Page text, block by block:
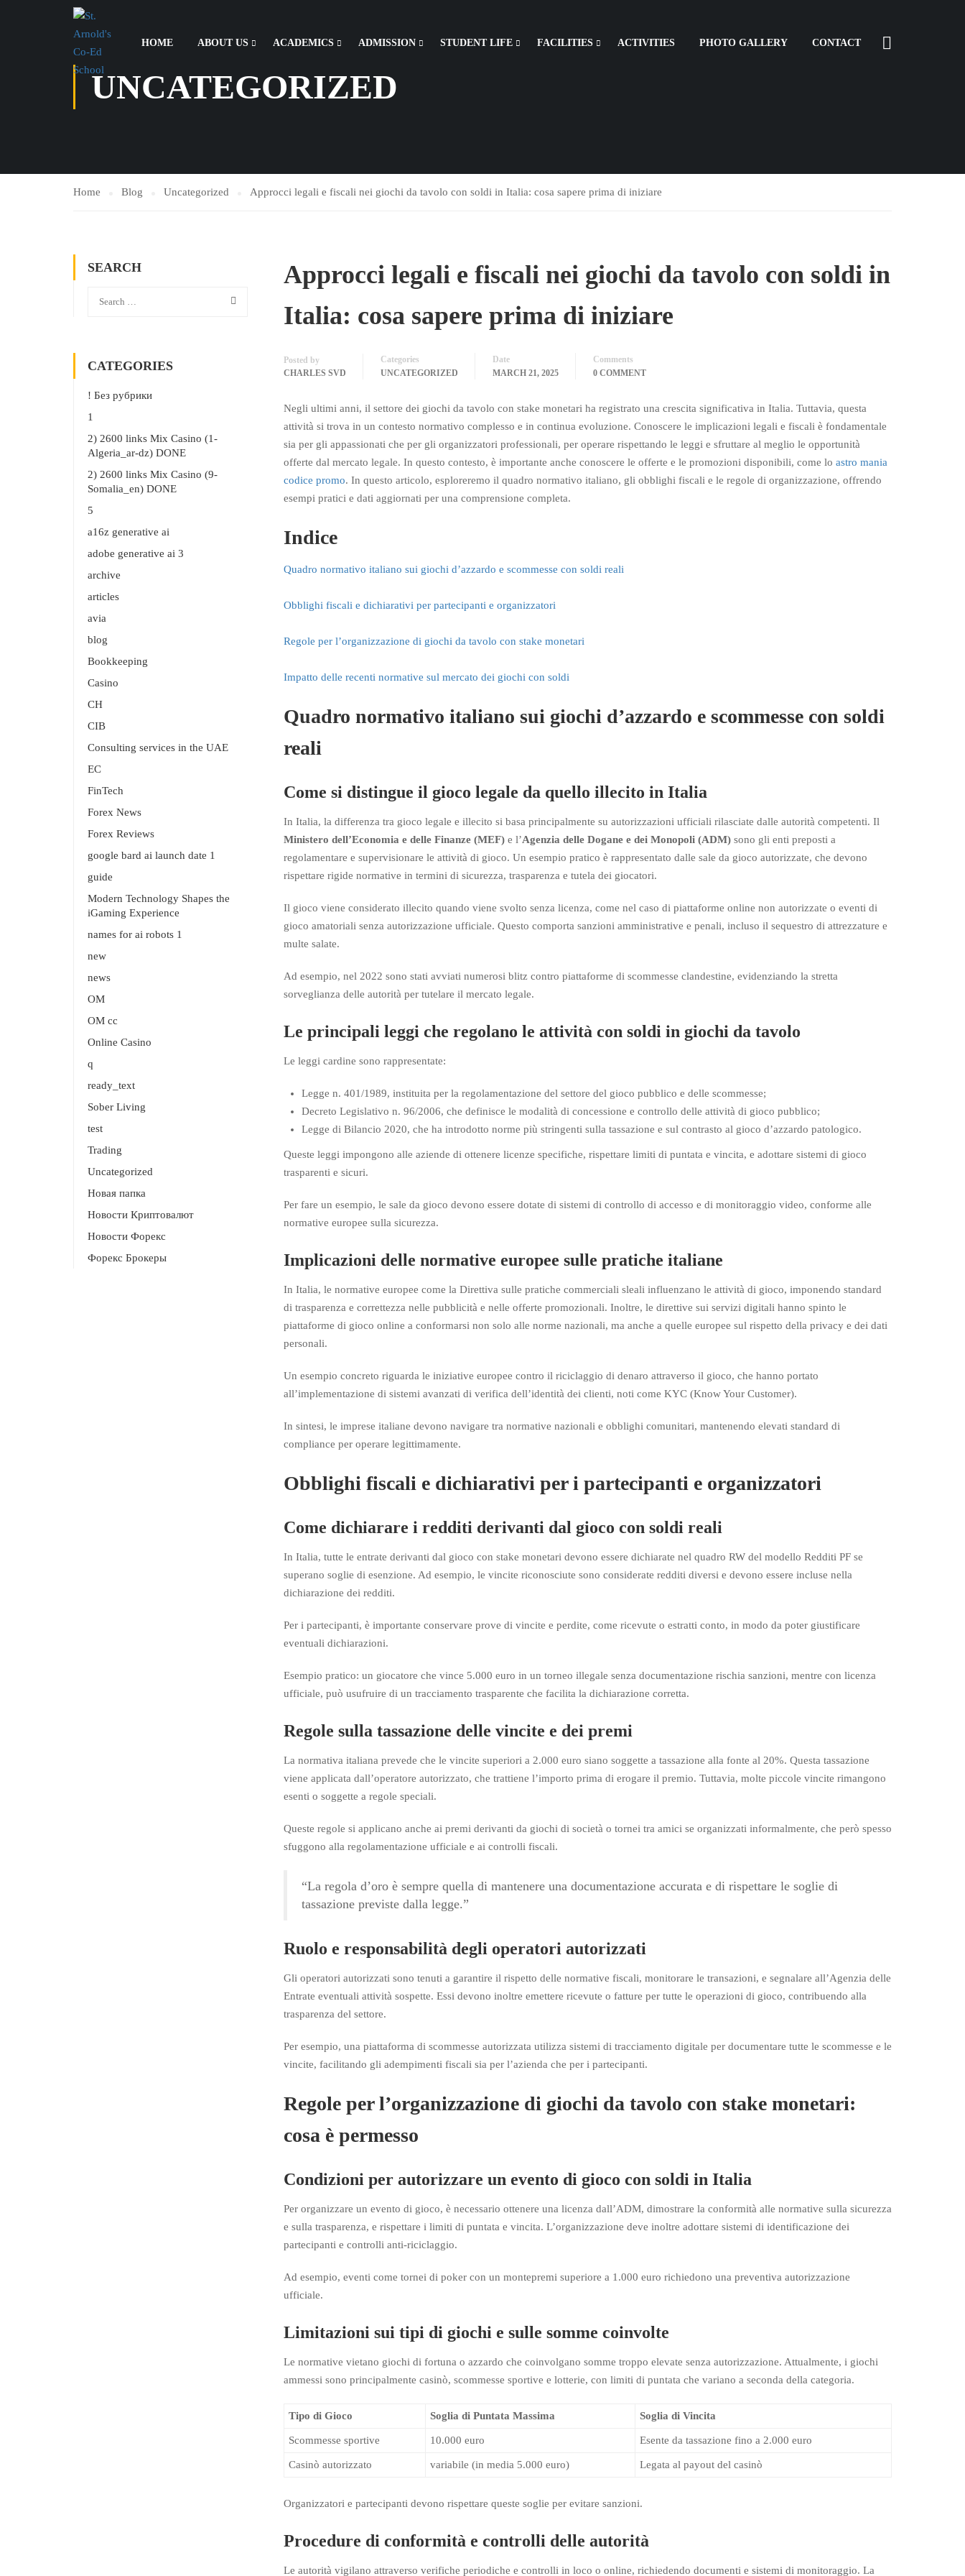
HOME ABOUT US ACADEMICS ADMISSION STUDENT LIFE FACILITIES ACTIVITIES PHOTO GALLERY CONTACT
UNCATEGORIZED
Home Blog Uncategorized Approcci legali e fiscali nei giochi da tavolo con soldi in Italia: cosa sapere prima di iniziare
Approcci legali e fiscali nei giochi da tavolo con soldi in
Italia: cosa sapere prima di iniziare
Posted by
CHARLES SVD
Categories
UNCATEGORIZED
Date
MARCH 21, 2025
Comments
0 COMMENT
Negli ultimi anni, il settore dei giochi da tavolo con stake monetari ha registrato una crescita significativa in Italia. Tuttavia, questa
attività si trova in un contesto normativo complesso e in continua evoluzione. Conoscere le implicazioni legali e fiscali è fondamentale
sia per gli appassionati che per gli organizzatori professionali, per operare rispettando le leggi e sfruttare al meglio le opportunità
offerte dal mercato legale. In questo contesto, è importante anche conoscere le offerte e le promozioni disponibili, come lo astro mania
codice promo. In questo articolo, esploreremo il quadro normativo italiano, gli obblighi fiscali e le regole di organizzazione, offrendo
esempi pratici e dati aggiornati per una comprensione completa.
Indice
Quadro normativo italiano sui giochi d’azzardo e scommesse con soldi reali
Obblighi fiscali e dichiarativi per partecipanti e organizzatori
Regole per l’organizzazione di giochi da tavolo con stake monetari
Impatto delle recenti normative sul mercato dei giochi con soldi
Quadro normativo italiano sui giochi d’azzardo e scommesse con soldi
reali
Come si distingue il gioco legale da quello illecito in Italia
In Italia, la differenza tra gioco legale e illecito si basa principalmente su autorizzazioni ufficiali rilasciate dalle autorità competenti. Il
Ministero dell’Economia e delle Finanze (MEF)e l’Agenzia delle Dogane e dei Monopoli (ADM)sono gli enti preposti a
regolamentare e supervisionare le attività di gioco. Un esempio pratico è rappresentato dalle sale da gioco autorizzate, che devono
rispettare rigide normative in termini di sicurezza, trasparenza e tutela dei giocatori.
Il gioco viene considerato illecito quando viene svolto senza licenza, come nel caso di piattaforme online non autorizzate o eventi di
gioco amatoriali senza autorizzazione ufficiale. Questo comporta sanzioni amministrative e penali, incluso il sequestro di attrezzature e
multe salate.
Ad esempio, nel 2022 sono stati avviati numerosi blitz contro piattaforme di scommesse clandestine, evidenziando la stretta
sorveglianza delle autorità per tutelare il mercato legale.
Le principali leggi che regolano le attività con soldi in giochi da tavolo
Le leggi cardine sono rappresentate:
Legge n. 401/1989, instituita per la regolamentazione del settore del gioco pubblico e delle scommesse;
Decreto Legislativo n. 96/2006, che definisce le modalità di concessione e controllo delle attività di gioco pubblico;
Legge di Bilancio 2020, che ha introdotto norme più stringenti sulla tassazione e sul contrasto al gioco d’azzardo patologico.
Queste leggi impongono alle aziende di ottenere licenze specifiche, rispettare limiti di puntata e vincita, e adottare sistemi di gioco
trasparenti e sicuri.
Per fare un esempio, le sale da gioco devono essere dotate di sistemi di controllo di accesso e di monitoraggio video, conforme alle
normative europee sulla sicurezza.
Implicazioni delle normative europee sulle pratiche italiane
In Italia, le normative europee come la Direttiva sulle pratiche commerciali sleali influenzano le attività di gioco, imponendo standard
di trasparenza e correttezza nelle pubblicità e nelle offerte promozionali. Inoltre, le direttive sui servizi digitali hanno spinto le
piattaforme di gioco online a conformarsi non solo alle norme nazionali, ma anche a quelle europee sul rispetto della privacy e dei dati
personali.
Un esempio concreto riguarda le iniziative europee contro il riciclaggio di denaro attraverso il gioco, che hanno portato
all’implementazione di sistemi avanzati di verifica dell’identità dei clienti, noti come KYC (Know Your Customer).
In sintesi, le imprese italiane devono navigare tra normative nazionali e obblighi comunitari, mantenendo elevati standard di
compliance per operare legittimamente.
Obblighi fiscali e dichiarativi per i partecipanti e organizzatori
Come dichiarare i redditi derivanti dal gioco con soldi reali
In Italia, tutte le entrate derivanti dal gioco con stake monetari devono essere dichiarate nel quadro RW del modello Redditi PF se
superano soglie di esenzione. Ad esempio, le vincite riconosciute sono considerate redditi diversi e devono essere incluse nella
dichiarazione dei redditi.
Per i partecipanti, è importante conservare prove di vincite e perdite, come ricevute o estratti conto, in modo da poter giustificare
eventuali dichiarazioni.
Esempio pratico: un giocatore che vince 5.000 euro in un torneo illegale senza documentazione rischia sanzioni, mentre con licenza
ufficiale, può usufruire di un tracciamento trasparente che facilita la dichiarazione corretta.
Regole sulla tassazione delle vincite e dei premi
La normativa italiana prevede che le vincite superiori a 2.000 euro siano soggette a tassazione alla fonte al 20%. Questa tassazione
viene applicata dall’operatore autorizzato, che trattiene l’importo prima di erogare il premio. Tuttavia, molte piccole vincite rimangono
esenti o soggette a regole speciali.
Queste regole si applicano anche ai premi derivanti da giochi di società o tornei tra amici se organizzati informalmente, che però spesso
sfuggono alla regolamentazione ufficiale e ai controlli fiscali.
“La regola d’oro è sempre quella di mantenere una documentazione accurata e di rispettare le soglie di
tassazione previste dalla legge.”
Ruolo e responsabilità degli operatori autorizzati
Gli operatori autorizzati sono tenuti a garantire il rispetto delle normative fiscali, monitorare le transazioni, e segnalare all’Agenzia delle
Entrate eventuali attività sospette. Essi devono inoltre emettere ricevute o fatture per tutte le operazioni di gioco, contribuendo alla
trasparenza del settore.
Per esempio, una piattaforma di scommesse autorizzata utilizza sistemi di tracciamento digitale per documentare tutte le scommesse e le
vincite, facilitando gli adempimenti fiscali sia per l’azienda che per i partecipanti.
Regole per l’organizzazione di giochi da tavolo con stake monetari:
cosa è permesso
Condizioni per autorizzare un evento di gioco con soldi in Italia
Per organizzare un evento di gioco, è necessario ottenere una licenza dall’ADM, dimostrare la conformità alle normative sulla sicurezza
e sulla trasparenza, e rispettare i limiti di puntata e vincita. L’organizzazione deve inoltre adottare sistemi di identificazione dei
partecipanti e controlli anti-riciclaggio.
Ad esempio, eventi come tornei di poker con un montepremi superiore a 1.000 euro richiedono una preventiva autorizzazione
ufficiale.
Limitazioni sui tipi di giochi e sulle somme coinvolte
Le normative vietano giochi di fortuna o azzardo che coinvolgano somme troppo elevate senza autorizzazione. Attualmente, i giochi
ammessi sono principalmente casinò, scommesse sportive e lotterie, con limiti di puntata che variano a seconda della categoria.
Tipo di Gioco Soglia di Puntata Massima Soglia di Vincita
Scommesse sportive 10.000 euro Esente da tassazione fino a 2.000 euro
Casinò autorizzato variabile (in media 5.000 euro) Legata al payout del casinò
Organizzatori e partecipanti devono rispettare queste soglie per evitare sanzioni.
Procedure di conformità e controlli delle autorità
Le autorità vigilano attraverso verifiche periodiche e controlli in loco o online, richiedendo documenti e sistemi di monitoraggio. La
SEARCH
CATEGORIES
! Без рубрики
1
2) 2600 links Mix Casino (1-
Algeria_ar-dz) DONE
2) 2600 links Mix Casino (9-
Somalia_en) DONE
5
a16z generative ai
adobe generative ai 3
archive
articles
avia
blog
Bookkeeping
Casino
CH
CIB
Consulting services in the UAE
EC
FinTech
Forex News
Forex Reviews
google bard ai launch date 1
guide
Modern Technology Shapes the
iGaming Experience
names for ai robots 1
new
news
OM
OM cc
Online Casino
q
ready_text
Sober Living
test
Trading
Uncategorized
Новая папка
Новости Криптовалют
Новости Форекс
Форекс Брокеры